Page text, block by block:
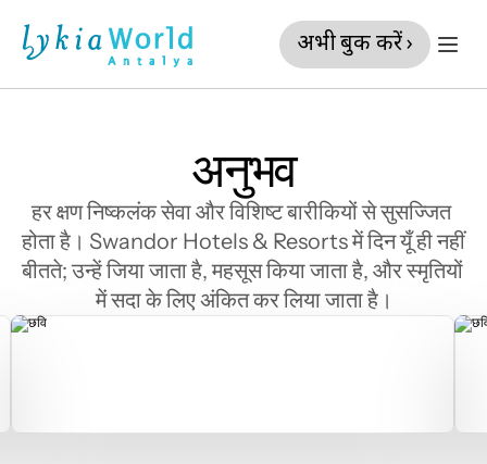
अनुभव
हर क्षण निष्कलंक सेवा और विशिष्ट बारीकियों से सुसज्जित
होता है। Swandor Hotels & Resorts में दिन यूँ ही नहीं
बीतते; उन्हें जिया जाता है, महसूस किया जाता है, और स्मृतियों
में सदा के लिए अंकित कर लिया जाता है।
अभी बुक करें ›